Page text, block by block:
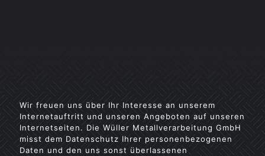
Wir freuen uns über Ihr Interesse an unserem
Internetauftritt und unseren Angeboten auf unseren
Internetseiten. Die Wüller Metallverarbeitung GmbH
misst dem Datenschutz Ihrer personenbezogenen
Daten und den uns sonst überlassenen